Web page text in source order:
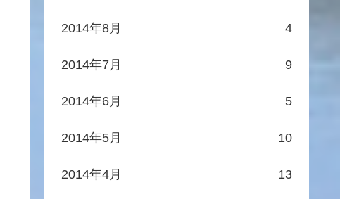
2014年8月 4
2014年7月 9
2014年6月 5
2014年5月 10
2014年4月 13